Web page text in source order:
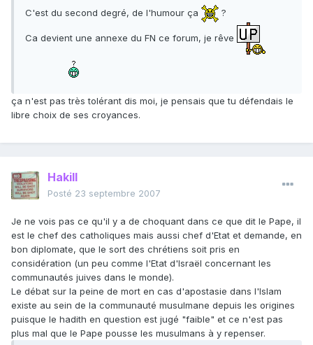
C'est du second degré, de l'humour ça ?
Ca devient une annexe du FN ce forum, je rêve
ça n'est pas très tolérant dis moi, je pensais que tu défendais le
libre choix de ses croyances.
Hakill
Posté 23 septembre 2007
Je ne vois pas ce qu'il y a de choquant dans ce que dit le Pape, il
est le chef des catholiques mais aussi chef d'Etat et demande, en
bon diplomate, que le sort des chrétiens soit pris en
considération (un peu comme l'Etat d'Israël concernant les
communautés juives dans le monde).
Le débat sur la peine de mort en cas d'apostasie dans l'Islam
existe au sein de la communauté musulmane depuis les origines
puisque le hadith en question est jugé "faible" et ce n'est pas
plus mal que le Pape pousse les musulmans à y repenser.